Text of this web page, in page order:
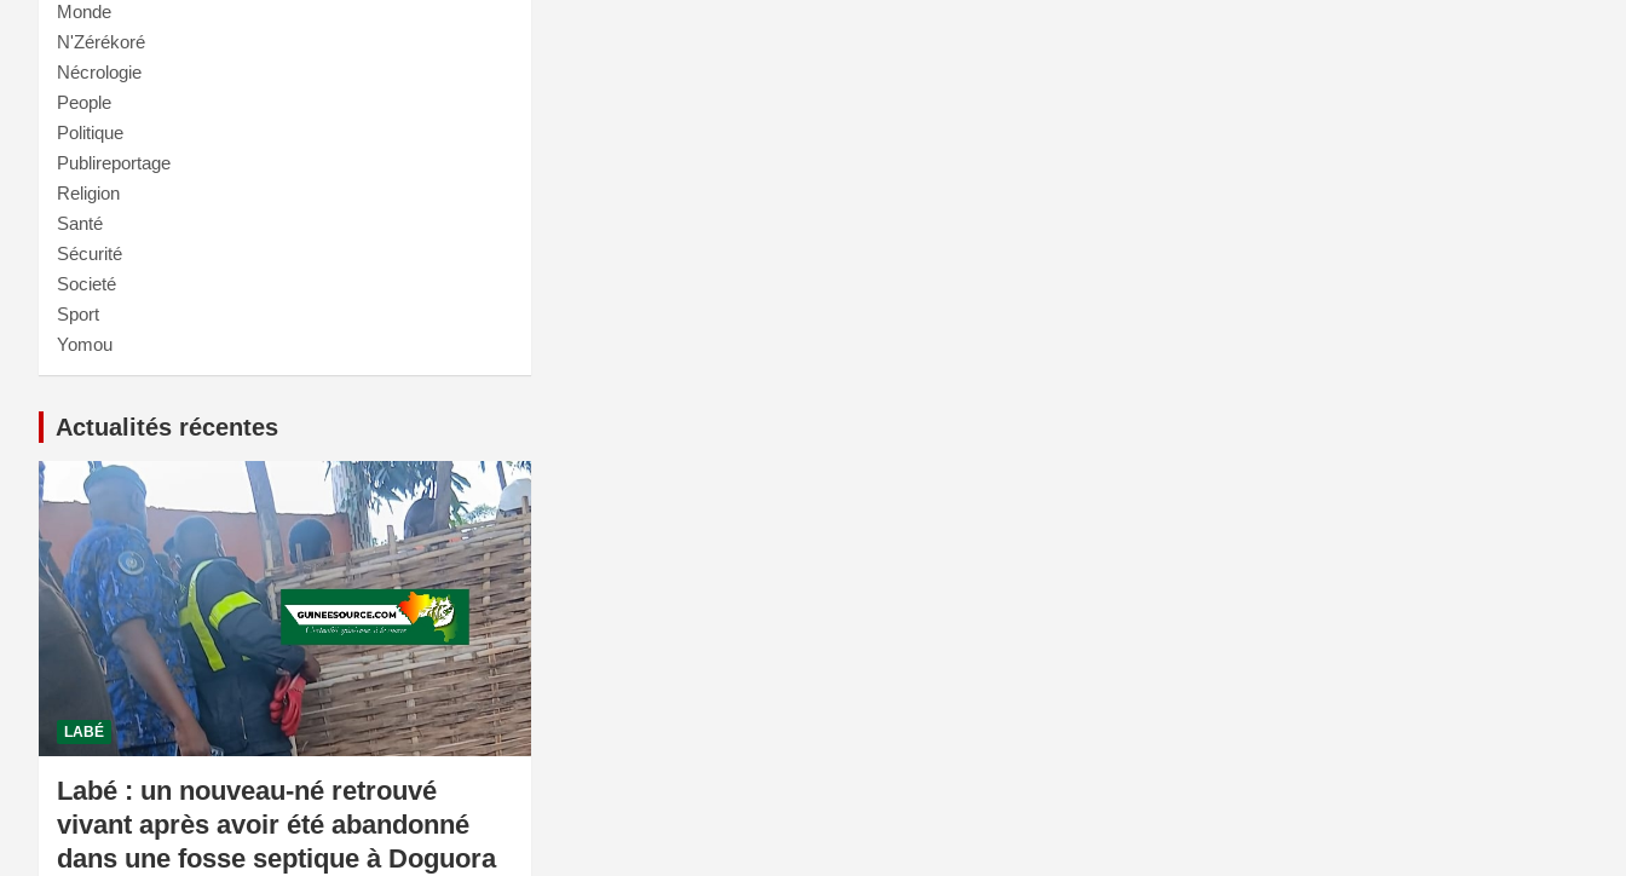
Monde
N'Zérékoré
Nécrologie
People
Politique
Publireportage
Religion
Santé
Sécurité
Societé
Sport
Yomou
Actualités récentes
LABÉ
Labé : un nouveau-né retrouvé
vivant après avoir été abandonné
dans une fosse septique à Doguora